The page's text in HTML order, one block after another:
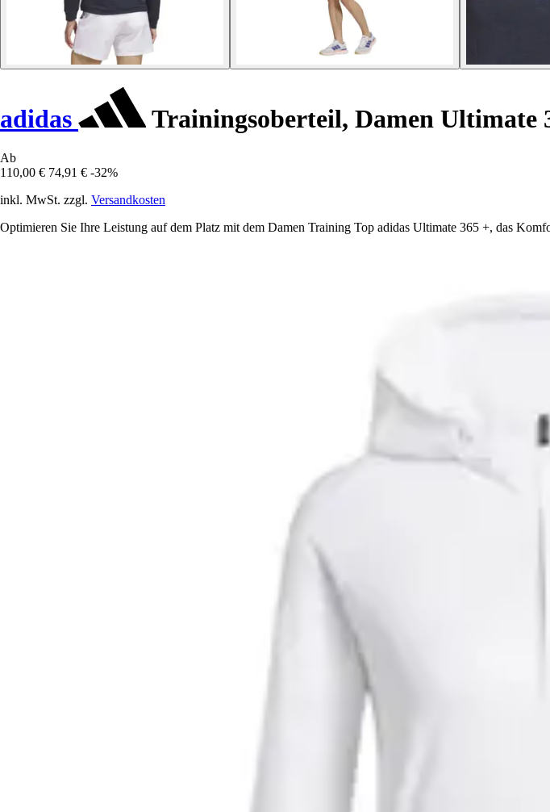
adidas Trainingsoberteil, Damen Ultimate
Ab
110,00 € 74,91 € -32%
inkl. MwSt. zzgl. Versandkosten
Optimieren Sie Ihre Leistung auf dem Platz mit dem Damen Training Top adidas Ultimate 365 +, das